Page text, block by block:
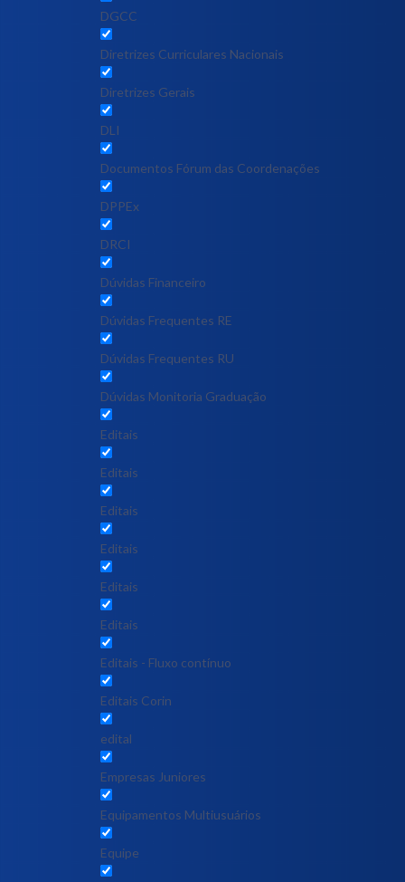
DGCC
Diretrizes Curriculares Nacionais
Diretrizes Gerais
DLI
Documentos Fórum das Coordenações
DPPEx
DRCI
Dúvidas Financeiro
Dúvidas Frequentes RE
Dúvidas Frequentes RU
Dúvidas Monitoria Graduação
Editais
Editais
Editais
Editais
Editais
Editais
Editais - Fluxo contínuo
Editais Corin
edital
Empresas Juniores
Equipamentos Multiusuários
Equipe